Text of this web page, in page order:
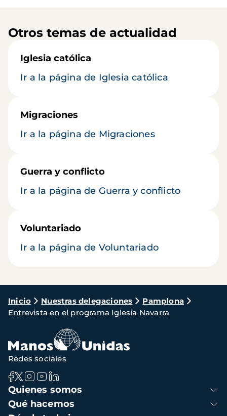
Otros temas de actualidad
Iglesia católica
Ir a la página de Iglesia católica
Migraciones
Ir a la página de Migraciones
Guerra y conflicto
Ir a la página de Guerra y conflicto
Voluntariado
Ir a la página de Voluntariado
Ruta
de
navegación
Inicio Nuestras delegaciones
Pamplona
Entrevista en el programa Iglesia Navarra
Navegación
principal
Quienes somos
Qué hacemos
Redes sociales